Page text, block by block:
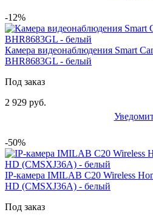
-12%
Камера видеонаблюдения Smart
BHR8683GL - белый
Под заказ
2 929 руб.
-50%
IP-камера IMILAB C20 Wireless
HD (CMSXJ36A) - белый
Под заказ